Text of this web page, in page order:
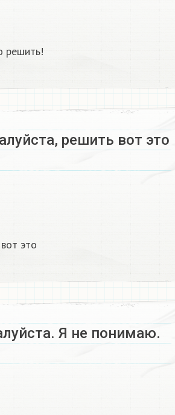
решить!
решить вот это
это
Я не понимаю.